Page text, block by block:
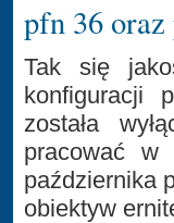
pfn 36 oraz
Tak się
konfiguracji
została
pracować
października
obiektyw